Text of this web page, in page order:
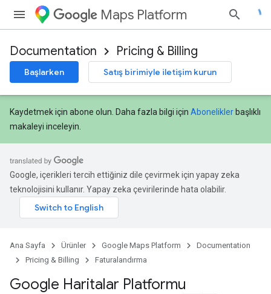
Maps Platform
Documentation Pricing & Billing
Başlarken Satış birimiyle iletişim kurun
Kaydetmek için abone olun. Daha fazla bilgi için Abonelikler başlıklı
makaleyi inceleyin.
Google, içerikleri tercih ettiğiniz dile çevirmek için yapay zeka
teknolojisini kullanır. Yapay zeka çevirilerinde hata olabilir.
Ana Sayfa Ürünler Google Maps Platform
Documentation
Pricing & Billing
Faturalandırma
Google Haritalar Platformu